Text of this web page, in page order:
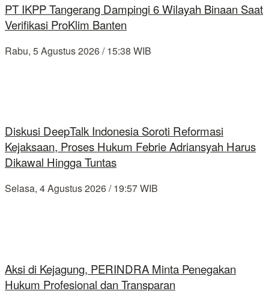
PT IKPP Tangerang Dampingi 6 Wilayah Binaan Saat
Verifikasi ProKlim Banten
Rabu, 5 Agustus 2026 / 15:38 WIB
Diskusi DeepTalk Indonesia Soroti Reformasi
Kejaksaan, Proses Hukum Febrie Adriansyah Harus
Dikawal Hingga Tuntas
Selasa, 4 Agustus 2026 / 19:57 WIB
Aksi di Kejagung, PERINDRA Minta Penegakan
Hukum Profesional dan Transparan